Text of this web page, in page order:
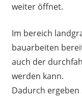
weiter öffnet.
Im bereich
bauarbeiten
auch der
werden kann.
Dadurch